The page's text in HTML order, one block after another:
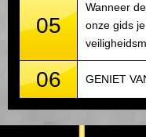
05
Wanneer
onze gids
06 GENIET